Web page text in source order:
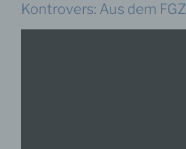
Kontrovers: Aus dem FGZ